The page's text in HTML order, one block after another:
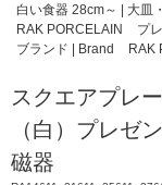
白い食器 28cm～ | 大皿
RAK PORCELAIN
プ
ブランド | Brand
RAK
スクエアプレ
（白）プレゼ
磁器